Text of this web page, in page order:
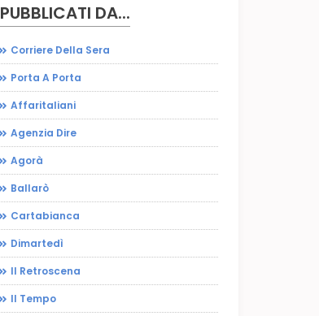
PUBBLICATI DA...
Corriere Della Sera
Porta A Porta
Affaritaliani
Agenzia Dire
Agorà
Ballarò
Cartabianca
Dimartedì
Il Retroscena
Il Tempo